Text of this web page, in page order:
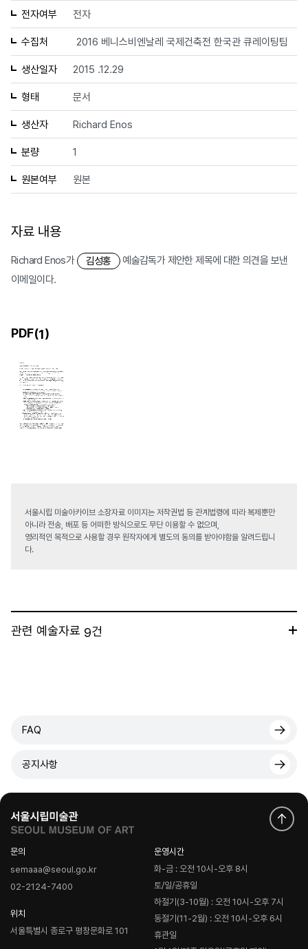
전자여부 전자
수집처 2016 베니스비엔날레 국제건축전 한국관 큐레이팅팀
생산일자 2015 .12.29
형태 문서
생산자 Richard Enos
분량 1
원본여부 원본
자료 내용
Richard Enos가 김성홍
예술감독가 제안한 제목에 대한 의견을 보낸
이메일이다.
PDF(1)
서울시립 미술아카이브 소장자료 이미지는 저작권법 등 관계법령에 따라 복제뿐만
아니라 전송, 배포 등 어떠한 방식으로도 무단 이용할 수 없으며,
영리적인 목적으로 사용할 경우 원작자에게 별도의 동의를 받아야함을 알려드립니
다.
관련 예술자료 9건
FAQ
공지사항
문의
semaaa@seoul.go.kr
02-2124-7400
위치
서울특별시 종로구 평창문화로 101
운영시간
화-금 : 오전 10시-오후 8시
토/일/공휴일
하절기(3-10월) : 오전 10시-오후 7시
동절기(11-2월) : 오전 10시-오후 6시
휴관일